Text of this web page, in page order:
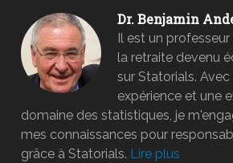
Dr. Benjamin
Il est un
la retraite devenu
sur Statorials.
expérience et une
domaine des statistiques, je
mes connaissances pour
grâce à Statorials. Lire plus